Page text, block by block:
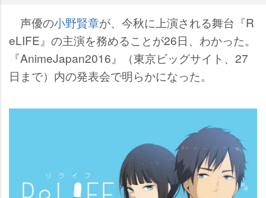
声優の小野賢章が、今秋に上演される舞台『R
eLIFE』の主演を務めることが26日、わかった。
『AnimeJapan2016』（東京ビッグサイト、27
日まで）内の発表会で明らかになった。